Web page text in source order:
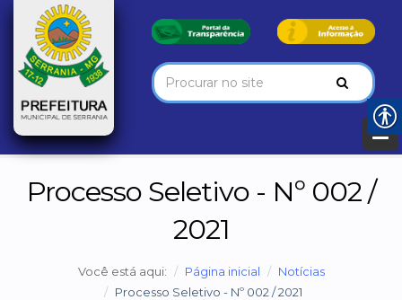
Processo Seletivo - Nº 002 /
2021
Você está aqui: Página inicial
Notícias
Processo Seletivo - Nº 002 / 2021